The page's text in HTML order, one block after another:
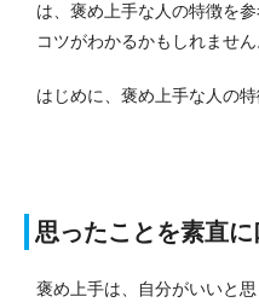
は、褒め上手な人の特徴を
コツがわかるかもしれません
はじめに、褒め上手な人の
思ったことを素直
褒め上手は、自分がいいと